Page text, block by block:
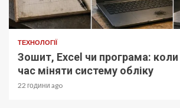
ТЕХНОЛОГІЇ
Зошит, Excel чи програма: коли
час міняти систему обліку
22 години ago